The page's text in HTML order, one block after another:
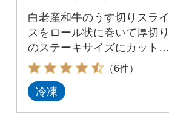
白老産和牛のうす切りスライ
スをロール状に巻いて厚切り
のステーキサイズにカットし
ました。
（6件）
冷凍